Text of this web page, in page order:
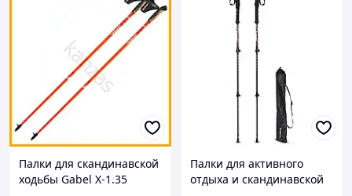
Палки для скандинавской
ходьбы Gabel X-1.35
Палки для активного
отдыха и скандинавской